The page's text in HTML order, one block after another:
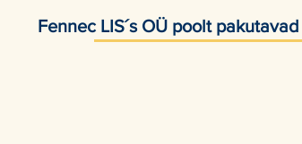
poolt pakutavad